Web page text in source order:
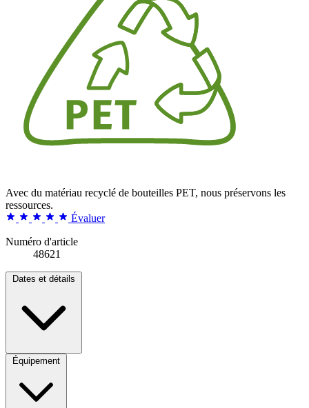
Avec du matériau recyclé de bouteilles PET, nous préservons les
ressources.
Évaluer
Numéro d'article
48621
Dates et détails
Équipement